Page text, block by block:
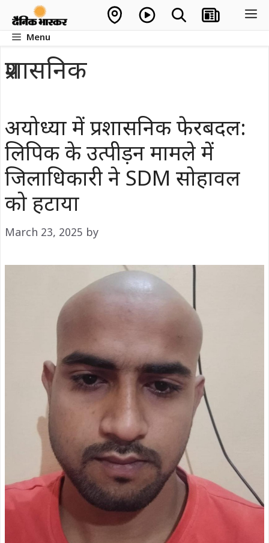
contentMenu
प्रशासनिक
अयोध्या में प्रशासनिक फेरबदल:
लिपिक के उत्पीड़न मामले में
जिलाधिकारी ने SDM सोहावल
को हटाया
March 23, 2025 by